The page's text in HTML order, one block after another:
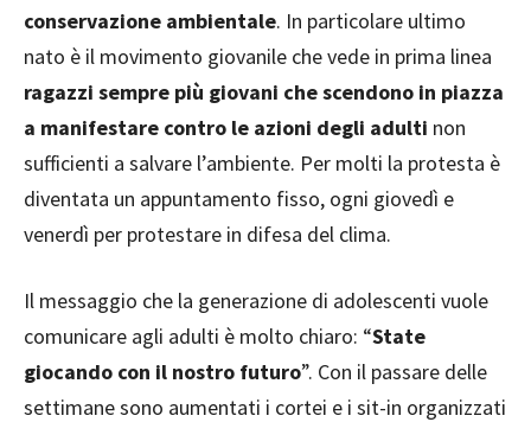
conservazione ambientale. In particolare ultimo
nato è il movimento giovanile che vede in prima linea
ragazzi sempre più giovani che scendono in piazza
a manifestare contro le azioni degli adulti non
sufficienti a salvare l’ambiente. Per molti la protesta è
diventata un appuntamento fisso, ogni giovedì e
venerdì per protestare in difesa del clima.
Il messaggio che la generazione di adolescenti vuole
comunicare agli adulti è molto chiaro: “State
giocando con il nostro futuro”. Con il passare delle
settimane sono aumentati i cortei e i sit-in organizzati